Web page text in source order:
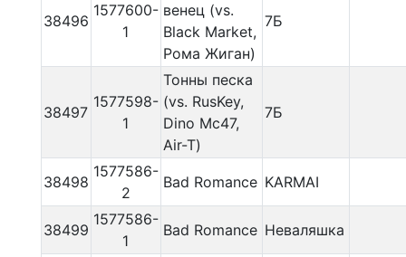
38496
1577600-
1
венец (vs.
Black Market,
Рома Жиган)
7Б
38497
1577598-
1
Тонны песка
(vs. RusKey,
Dino Mc47,
Air-T)
7Б
38498
1577586-
2
Bad Romance KARMAI
38499
1577586-
1
Bad Romance Неваляшка